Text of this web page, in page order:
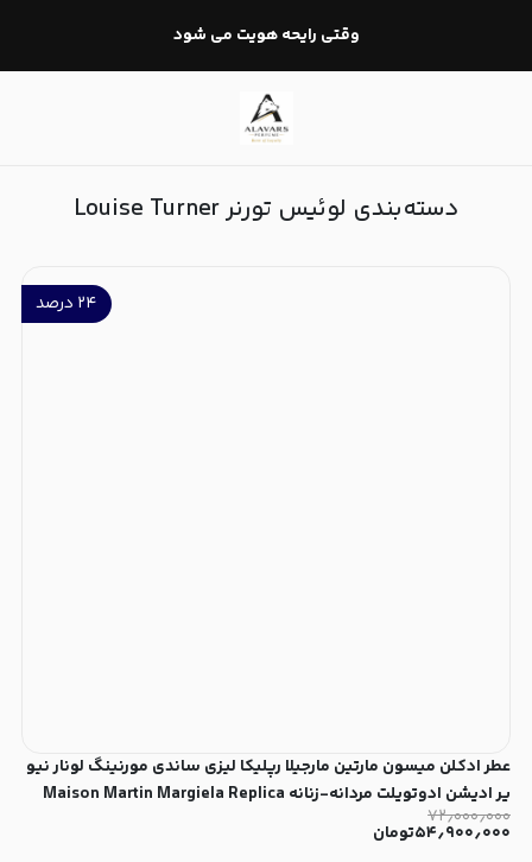
وقتی رایحه هویت می شود
دسته‌بندی لوئیس تورنر Louise Turner
۲۴ درصد
عطر ادکلن میسون مارتین مارجیلا رپلیکا لیزی ساندی مورنینگ لونار نیو
یر ادیشن ادوتویلت مردانه-زنانه Maison Martin Margiela Replica
Lazy Sunday Morning Lunar New Year Edition Unisex EDT
۷۲٫۰۰۰٫۰۰۰
۵۴٫۹۰۰٫۰۰۰تومان